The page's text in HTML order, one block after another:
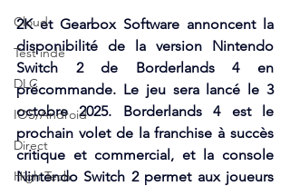
Cloud
Test indé
DLC
IOS/Android
Direct
High Tech
2K et Gearbox Software annoncent la
disponibilité de la version Nintendo
Switch 2 de Borderlands 4 en
précommande. Le jeu sera lancé le 3
octobre 2025. Borderlands 4 est le
prochain volet de la franchise à succès
critique et commercial, et la console
Nintendo Switch 2 permet aux joueurs